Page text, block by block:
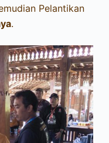
Pelantikan
.